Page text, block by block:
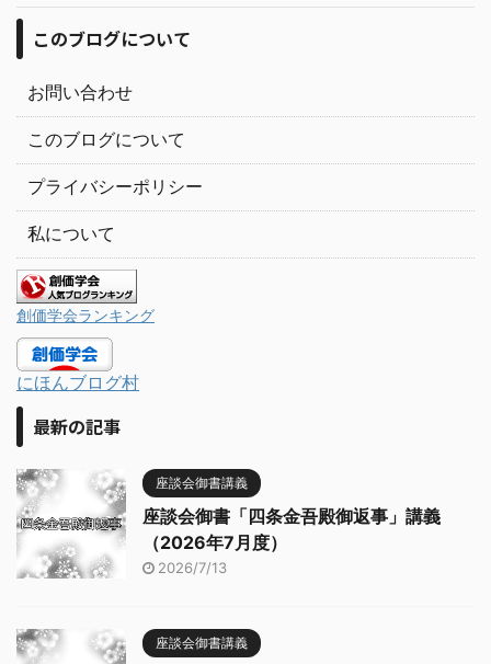
このブログについて
お問い合わせ
このブログについて
プライバシーポリシー
私について
創価学会ランキング
にほんブログ村
最新の記事
座談会御書講義
座談会御書「四条金吾殿御返事」講義
（2026年7月度）
2026/7/13
座談会御書講義